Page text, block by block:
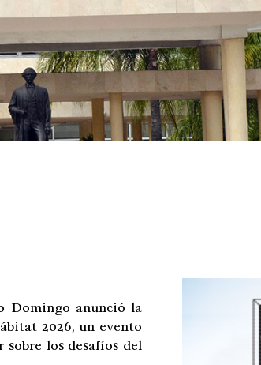
Domingo anunció la
2026, un evento
los desafíos del